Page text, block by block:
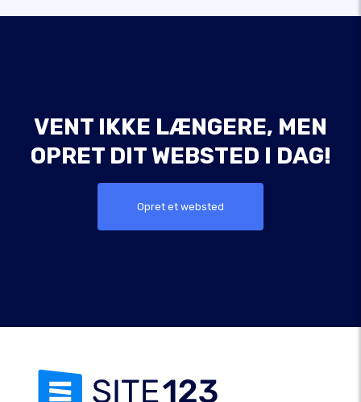
VENT IKKE LÆNGERE, MEN
OPRET DIT WEBSTED I DAG!
Opret et websted